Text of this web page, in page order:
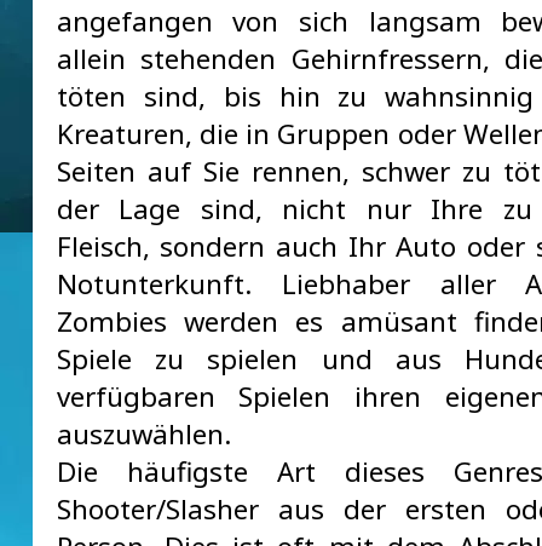
angefangen von sich langsam
allein stehenden Gehirnfressern,
töten sind, bis hin zu wahnsinnig
Kreaturen, die in Gruppen oder
Seiten auf Sie rennen, schwer zu
der Lage sind, nicht nur Ihre zu
Fleisch, sondern auch Ihr Auto oder
Notunterkunft. Liebhaber aller
Zombies werden es amüsant
Spiele zu spielen und aus
verfügbaren Spielen ihren
auszuwählen.
Die häufigste Art dieses
Shooter/Slasher aus der ersten